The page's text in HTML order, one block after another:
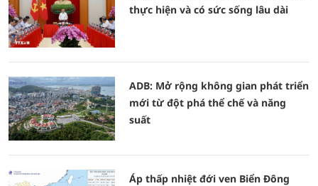
thực hiện và có sức sống lâu dài
ADB: Mở rộng không gian phát triển
mới từ đột phá thể chế và năng
suất
Áp thấp nhiệt đới ven Biển Đông